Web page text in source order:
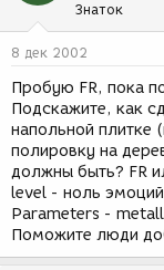
е
м
ы
Знаток
8 дек 2002
Пробую FR, пока
Подскажите, как
напольной плитке
полировку на
должны быть? FR
level - ноль
Parameters -
Поможите люди